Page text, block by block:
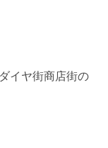
イヤ街商店街の